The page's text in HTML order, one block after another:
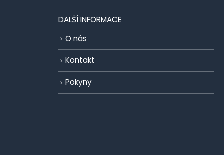
DALŠÍ INFORMACE
O nás
Kontakt
Pokyny